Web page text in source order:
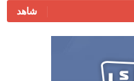
شاهد